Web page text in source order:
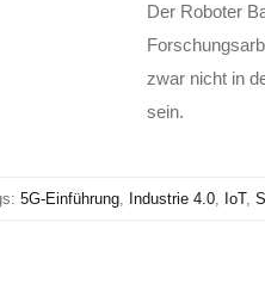
Der Roboter
zwar nicht in
sein.
5G-Einführung, Industrie 4.0, IoT,